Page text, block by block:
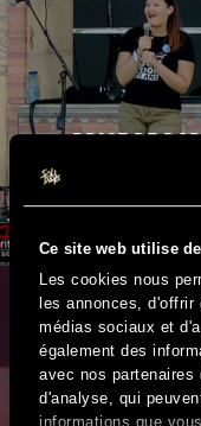
Ce site web utilise
Les cookies nous
les annonces,
médias sociaux et
également des
avec nos
d'analyse, qui
informations que
PRISE DE
SOLIDARITÉ